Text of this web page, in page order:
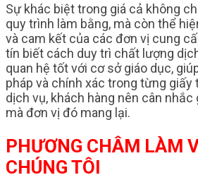
Sự khác biệt trong giá cả không
quy trình làm bằng, mà còn thể
và cam kết của các đơn vị cung
tín biết cách duy trì chất lượng
quan hệ tốt với cơ sở giáo dục,
pháp và chính xác trong từng giấy
dịch vụ, khách hàng nên cân nhắc
mà đơn vị đó mang lại.
PHƯƠNG CHÂM LÀM
CHÚNG TÔI